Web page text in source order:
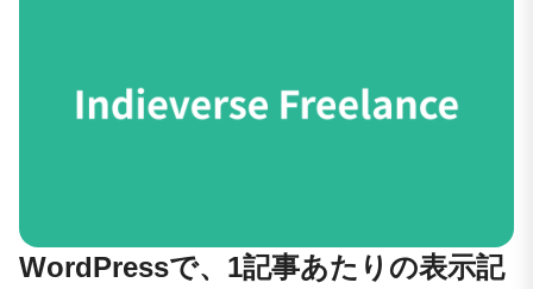
WordPressで、1記事あたりの表示記